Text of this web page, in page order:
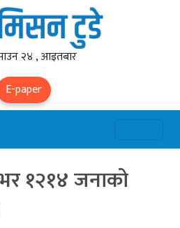
२४ , आइतबार
E-paper
१२१४ जनाको